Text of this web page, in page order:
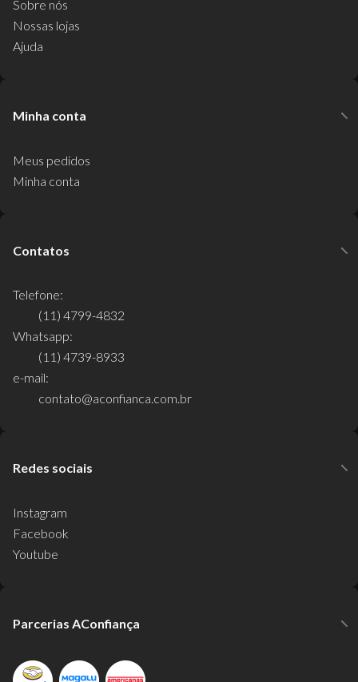
Sobre nós
Nossas lojas
Ajuda
Minha conta
Meus pedidos
Minha conta
Contatos
Telefone:
(11) 4799-4832
Whatsapp:
(11) 4739-8933
e-mail:
contato@aconfianca.com.br
Redes sociais
Instagram
Facebook
Youtube
Parcerias AConfiança